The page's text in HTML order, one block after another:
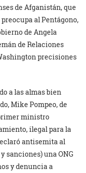
de Afganistán, que
al Pentágono,
de Angela
de Relaciones
precisiones
a las almas bien
Mike Pompeo, de
ministro
ilegal para la
antisemita al
sanciones) una ONG
y denuncia a